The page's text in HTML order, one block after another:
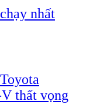
nhất
thất vọng